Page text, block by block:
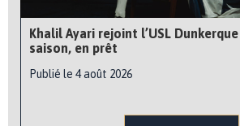
Khalil Ayari rejoint l’USL
saison, en prêt
Publié le 4 août 2026